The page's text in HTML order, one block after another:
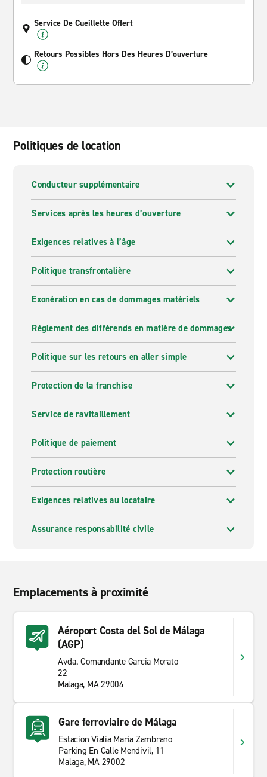
Service De Cueillette Offert
Retours Possibles Hors Des Heures D’ouverture
Politiques de location
Conducteur supplémentaire
Services après les heures d’ouverture
Exigences relatives à l’âge
Politique transfrontalière
Exonération en cas de dommages matériels
Règlement des différends en matière de dommages
Politique sur les retours en aller simple
Protection de la franchise
Service de ravitaillement
Politique de paiement
Protection routière
Exigences relatives au locataire
Assurance responsabilité civile
Emplacements à proximité
Aéroport Costa del Sol de Málaga
(AGP)
Avda. Comandante Garcia Morato
22
Malaga, MA 29004
Gare ferroviaire de Málaga
Estacion Vialia Maria Zambrano
Parking En Calle Mendivil, 11
Malaga, MA 29002